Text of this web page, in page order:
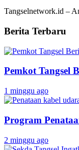
Tangselnetwork.id –
Berita Terbaru
Pemkot Tangsel
1 minggu ago
Program
2 minggu ago